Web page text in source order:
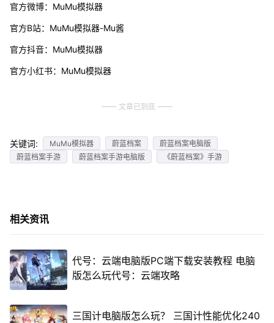
官方微博：MuMu模拟器
官方B站：MuMu模拟器-Mu酱
官方抖音：MuMu模拟器
官方小红书：MuMu模拟器
文章已到底
关键词: MuMu模拟器 蔚蓝档案
蔚蓝档案电脑版
蔚蓝档案手游
蔚蓝档案手游电脑版 《蔚蓝档案》手游
相关资讯
代号：云端电脑版PC端下载安装教程 电脑
版怎么玩代号：云端攻略
三国计电脑版怎么玩？ 三国计性能优化240